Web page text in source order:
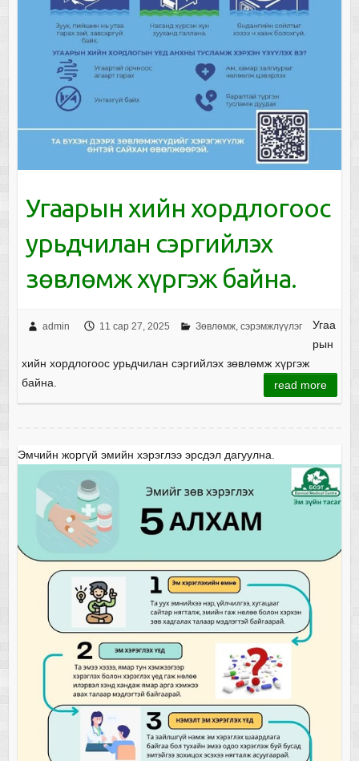
Угаарын хийн хордлогоос
урьдчилан сэргийлэх
зөвлөмж хүргэж байна.
admin 11 сар 27, 2025 Зөвлөмж, сэрэмжлүүлэг
Угаа
рын
хийн хордлогоос урьдчилан сэргийлэх зөвлөмж хүргэж
байна.
read more
Эмчийн жоргүй эмийн хэрэглээ эрсдэл дагуулна.